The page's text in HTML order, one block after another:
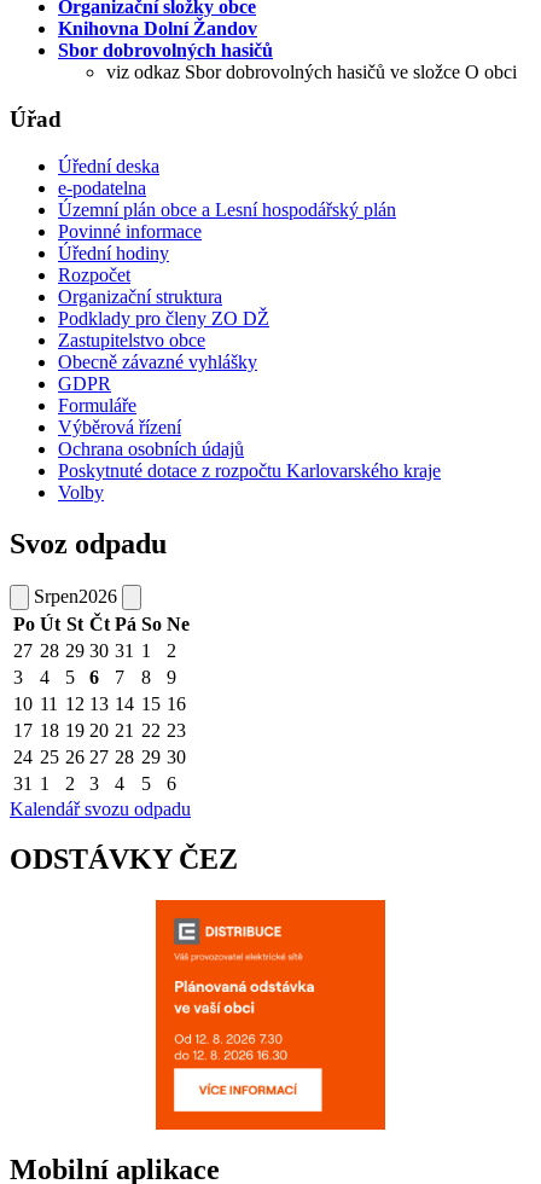
Organizační složky obce
Knihovna Dolní Žandov
Sbor dobrovolných hasičů
viz odkaz Sbor dobrovolných hasičů ve složce O obci
Úřad
Úřední deska
e-podatelna
Územní plán obce a Lesní hospodářský plán
Povinné informace
Úřední hodiny
Rozpočet
Organizační struktura
Podklady pro členy ZO DŽ
Zastupitelstvo obce
Obecně závazné vyhlášky
GDPR
Formuláře
Výběrová řízení
Ochrana osobních údajů
Poskytnuté dotace z rozpočtu Karlovarského kraje
Volby
Svoz odpadu
Srpen2026
Po Út St Čt Pá So Ne
27 28 29 30 31 1
2
3
4 5 6 7 8
9
10 11 12 13 14 15 16
17 18 19 20 21 22 23
24 25 26 27 28 29 30
31 1 2 3 4 5
6
Kalendář svozu odpadu
ODSTÁVKY ČEZ
Mobilní aplikace